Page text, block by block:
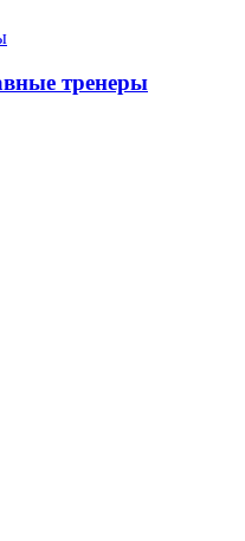
тренеры